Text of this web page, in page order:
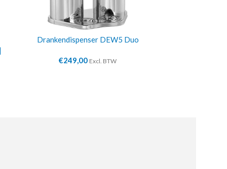
Drankendispenser DEW5 Duo
€249,00 Excl. BTW